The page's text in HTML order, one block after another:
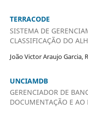
TERRACODE
SISTEMA DE
CLASSIFICAÇÃO DO
João Victor Araujo Garcia,
UNCIAMDB
GERENCIADOR DE
DOCUMENTAÇÃO E